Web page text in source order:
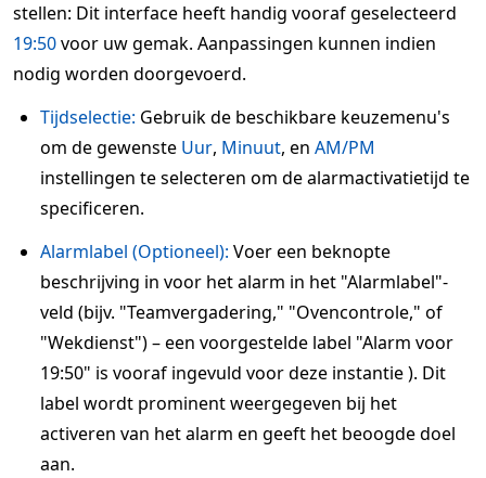
stellen: Dit interface heeft handig vooraf geselecteerd
19:50voor uw gemak. Aanpassingen kunnen indien
nodig worden doorgevoerd.
Tijdselectie: Gebruik de beschikbare keuzemenu's
om de gewenste Uur, Minuut, en AM/PM
instellingen te selecteren om de alarmactivatietijd te
specificeren.
Alarmlabel (Optioneel): Voer een beknopte
beschrijving in voor het alarm in het "Alarmlabel"-
veld (bijv. "Teamvergadering," "Ovencontrole," of
"Wekdienst") – een voorgestelde label "Alarm voor
19:50" is vooraf ingevuld voor deze instantie ). Dit
label wordt prominent weergegeven bij het
activeren van het alarm en geeft het beoogde doel
aan.